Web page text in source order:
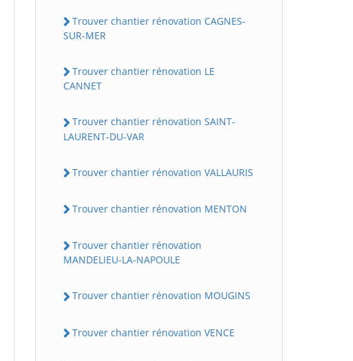
Trouver chantier rénovation CAGNES-
SUR-MER
Trouver chantier rénovation LE
CANNET
Trouver chantier rénovation SAINT-
LAURENT-DU-VAR
Trouver chantier rénovation VALLAURIS
Trouver chantier rénovation MENTON
Trouver chantier rénovation
MANDELIEU-LA-NAPOULE
Trouver chantier rénovation MOUGINS
Trouver chantier rénovation VENCE